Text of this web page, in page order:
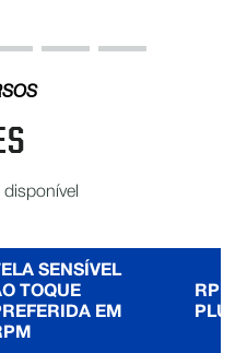
disponível
SENSÍVEL
TOQUE
EM
RPM